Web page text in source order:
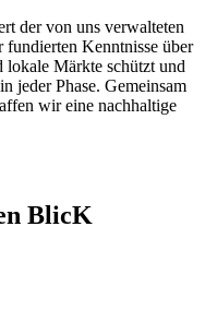
der von uns verwalteten
Kenntnisse über
lokale Märkte schützt und
jeder Phase. Gemeinsam
wir eine nachhaltige
BlicK